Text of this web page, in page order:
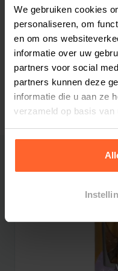
We gebruiken cookies
personaliseren, om
en om ons
informatie over uw
partners voor social
partners kunnen deze
informatie die u aan ze
verzameld op basis van
260 mg/kg),
chondroïtine, 180
(kruidnagels, citrus,
mg/kg), mannan-
yucca (100 mg/kg),
mg/kg), groene
glycosaminoglycan,
honden moet de
vermeld staat,
porties. Geef
met het vorige voer
Gerelateerde
5% korting